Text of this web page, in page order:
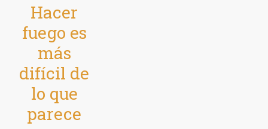
Hacer
fuego es
más
difícil de
lo que
parece